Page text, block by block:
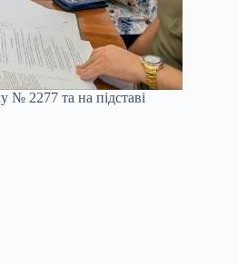
№ 2277 та на підставі